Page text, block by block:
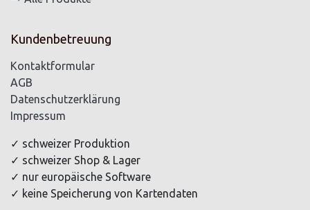
Kundenbetreuung
Kontaktformular
AGB
Datenschutzerklärung
Impressum
✓ schweizer Produktion
✓ schweizer Shop & Lager
✓ nur europäische Software
✓ keine Speicherung von Kartendaten